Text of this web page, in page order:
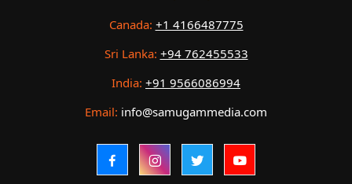
Canada: +1 4166487775
Sri Lanka: +94 762455533
India: +91 9566086994
Email: info@samugammedia.com